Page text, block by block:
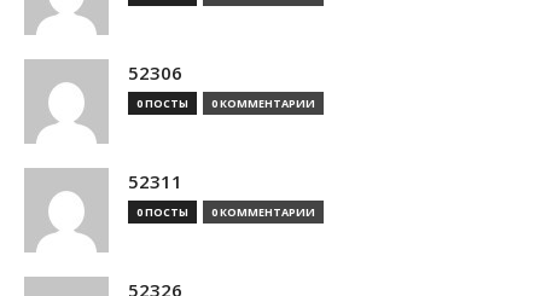
52306
0 ПОСТЫ 0 КОММЕНТАРИИ
52311
0 ПОСТЫ 0 КОММЕНТАРИИ
52326